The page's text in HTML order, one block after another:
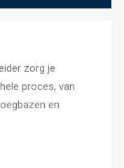
zorg je
proces, van
en